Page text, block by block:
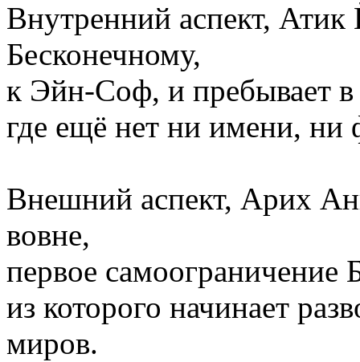
Внутренний аспект,
Бесконечному,
к Эйн-Соф, и пребывает в
где ещё нет ни имени, ни
Внешний аспект, Арих
вовне,
первое самоограничение
из которого начинает
миров.